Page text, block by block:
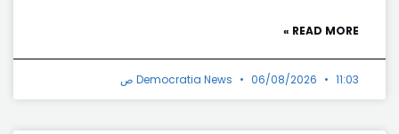
READ MORE »
Democratia News 06/08/2026 11:03 ص